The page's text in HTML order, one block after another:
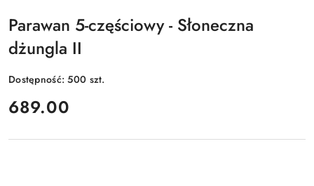
Parawan 5-częściowy - Słoneczna
dżungla II
Dostępność:500 szt.
cena:
689.00